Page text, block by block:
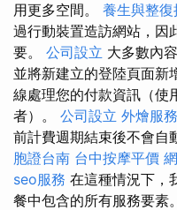
用更多空間。 養生與整
過行動裝置造訪網站，因
要。 公司設立 大多數內
並將新建立的登陸頁面新
線處理您的付款資訊（使
者）。 公司設立 外燴服務
前計費週期結束後不會自
胞證台南 台中按摩平價
seo服務 在這種情況下，
餐中包含的所有服務要素